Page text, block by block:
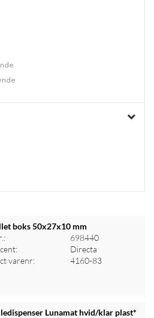
boks 50x27x10 mm
698440
Directa
varenr:
4160-83
Lunamat hvid/klar plast*